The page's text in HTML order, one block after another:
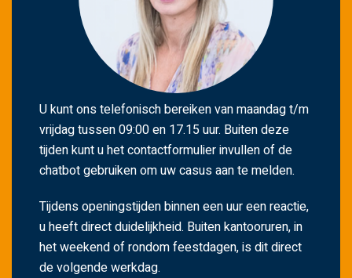
U kunt ons telefonisch bereiken van maandag t/m
vrijdag tussen 09:00 en 17.15 uur. Buiten deze
tijden kunt u het contactformulier invullen of de
chatbot gebruiken om uw casus aan te melden.
Tijdens openingstijden binnen een uur een reactie,
u heeft direct duidelijkheid. Buiten kantooruren, in
het weekend of rondom feestdagen, is dit direct
de volgende werkdag.